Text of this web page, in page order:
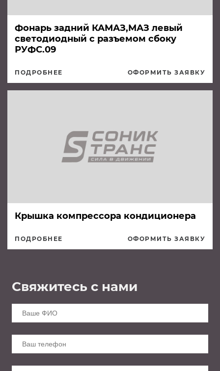
Фонарь задний КАМАЗ,МАЗ левый
светодиодный с разъемом сбоку
РУФС.09
ПОДРОБНЕЕ ОФОРМИТЬ ЗАЯВКУ
Крышка компрессора кондиционера
ПОДРОБНЕЕ ОФОРМИТЬ ЗАЯВКУ
Свяжитесь с нами